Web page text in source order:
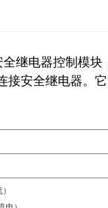
继电器控制模
安全继电器。